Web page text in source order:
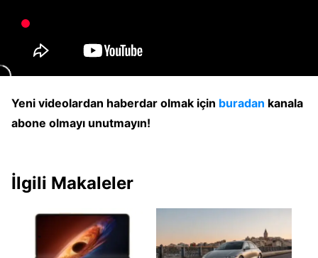
Yeni videolardan haberdar olmak için buradan kanala
abone olmayı unutmayın!
İlgili Makaleler